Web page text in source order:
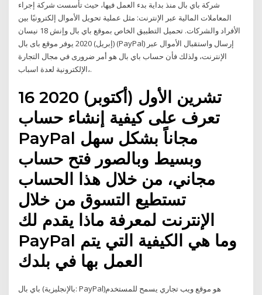
شركة باي بال منذ بداية بدء العمل فيها، حيث تأسست شركة إجراء
المعاملات المالية عبر الإنترنت: مثل عملية تحويل الأموال إلكترونيًا بين
الأفراد والشركات. تحميل التطبيق الخاص بموقع باي بال وإنش 18 نيسان
(إبريل) 2020 يوفر موقع باى بال (PayPal) إرسال واستقبال الأموال عبر
الإنترنت، ولذلك فأن حساب باي بال هو أمر ضرورى في مجال التجارة
الإلكترونية لعدة اسباب،.
16 تشرين الأول (أكتوبر) 2020
تعرف على كيفية إنشاء حساب
PayPal مجاناً بشكل سهل
وبسيط وبالصور فتح حساب
مجاني، من خلال هذا الحساب
تستطيع التسوق من خلال
الإنترنت لمعرفة ماذا يقدم لك
PayPal وما هي الكيفية التي يتم
العمل بها في بلدك
باي بال (بالإنجليزية: PayPal)‏ هو موقع ويب تجاري يسمح للمستخدم